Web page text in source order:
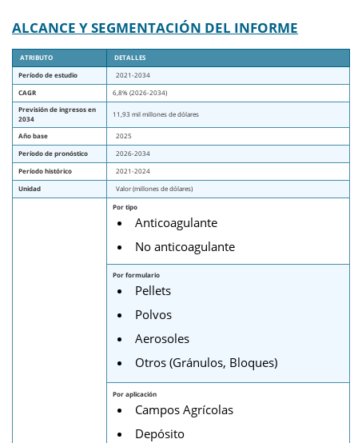
ALCANCE Y SEGMENTACIÓN DEL INFORME
ATRIBUTO
DETALLES
Período de estudio
2021-2034
CAGR
6,8% (2026-2034)
Previsión de ingresos en
2034
11,93 mil millones de dólares
Año base
2025
Período de pronóstico
2026-2034
Período histórico
2021-2024
Unidad
Valor (millones de dólares)
Por tipo
Anticoagulante
No anticoagulante
Por formulario
Pellets
Polvos
Aerosoles
Otros (Gránulos, Bloques)
Por aplicación
Campos Agrícolas
Depósito